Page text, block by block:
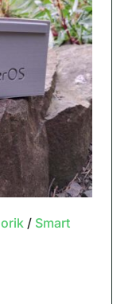
/ Smart